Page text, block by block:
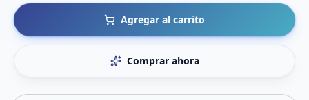
Agregar al carrito
Comprar ahora